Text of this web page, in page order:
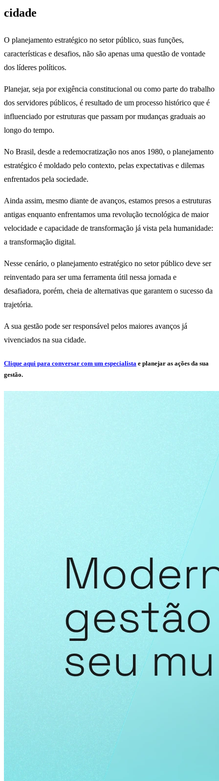
cidade
O planejamento estratégico no setor público, suas funções,
características e desafios, não são apenas uma questão de vontade
dos líderes políticos.
Planejar, seja por exigência constitucional ou como parte do trabalho
dos servidores públicos, é resultado de um processo histórico que é
influenciado por estruturas que passam por mudanças graduais ao
longo do tempo.
No Brasil, desde a redemocratização nos anos 1980, o planejamento
estratégico é moldado pelo contexto, pelas expectativas e dilemas
enfrentados pela sociedade.
Ainda assim, mesmo diante de avanços, estamos presos a estruturas
antigas enquanto enfrentamos uma revolução tecnológica de maior
velocidade e capacidade de transformação já vista pela humanidade:
a transformação digital.
Nesse cenário, o planejamento estratégico no setor público deve ser
reinventado para ser uma ferramenta útil nessa jornada e
desafiadora, porém, cheia de alternativas que garantem o sucesso da
trajetória.
A sua gestão pode ser responsável pelos maiores avanços já
vivenciados na sua cidade.
Clique aqui para conversar com um especialista e planejar as ações da sua
gestão.